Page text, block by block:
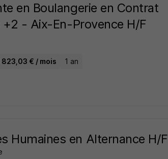
en Boulangerie en Contrat
- Aix-En-Provence H/F
823,03 € / mois 1 an
Humaines en Alternance H/F